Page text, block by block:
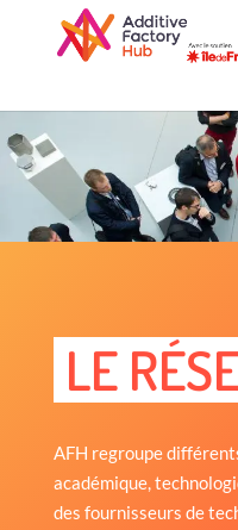
LE
AFH regroupe
académique,
des fournisseurs de